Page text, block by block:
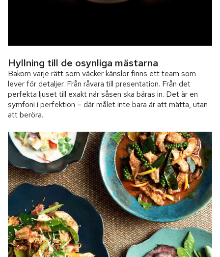
Hyllning till de osynliga mästarna
Bakom varje rätt som väcker känslor finns ett team som
lever för detaljer. Från råvara till presentation. Från det
perfekta ljuset till exakt när såsen ska bäras in. Det är en
symfoni i perfektion – där målet inte bara är att mätta, utan
att beröra.